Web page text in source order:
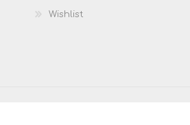
Wishlist